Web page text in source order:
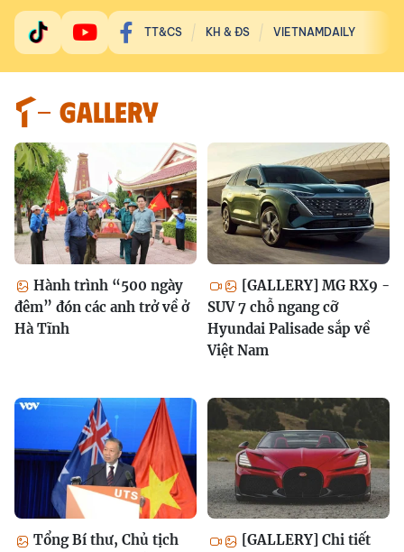
TT&CS KH & ĐS VIETNAMDAILY
GALLERY
Hành trình “500 ngày
đêm” đón các anh trở về ở
Hà Tĩnh
[GALLERY] MG RX9 -
SUV 7 chỗ ngang cỡ
Hyundai Palisade sắp về
Việt Nam
Tổng Bí thư, Chủ tịch
[GALLERY] Chi tiết